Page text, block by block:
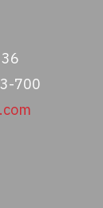
700